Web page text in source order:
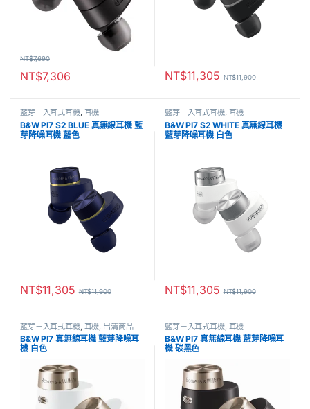
NT$7,306
NT$7,690
NT$11,305 NT$11,900
藍芽－入耳式耳機, 耳機
B&W PI7 S2 BLUE 真無線耳機 藍
芽降噪耳機 藍色
NT$11,305 NT$11,900
藍芽－入耳式耳機, 耳機
B&W PI7 S2 WHITE 真無線耳機
藍芽降噪耳機 白色
NT$11,305 NT$11,900
藍芽－入耳式耳機, 耳機, 出清商品
B&W PI7 真無線耳機 藍芽降噪耳
機 白色
藍芽－入耳式耳機, 耳機
B&W PI7 真無線耳機 藍芽降噪耳
機 碳黑色